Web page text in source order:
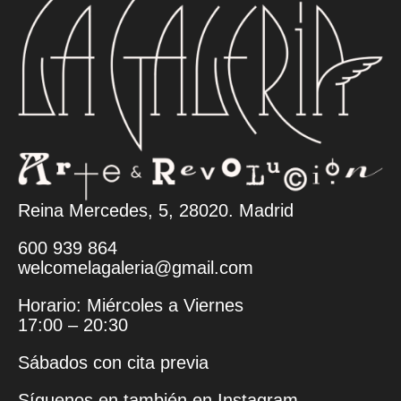
Reina Mercedes, 5, 28020. Madrid
600 939 864
welcomelagaleria@gmail.com
Horario: Miércoles a Viernes
17:00 – 20:30
Sábados con cita previa